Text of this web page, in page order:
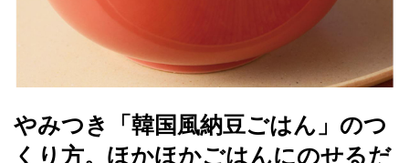
やみつき「韓国風納豆ごはん」のつ
くり方。ほかほかごはんにのせるだ